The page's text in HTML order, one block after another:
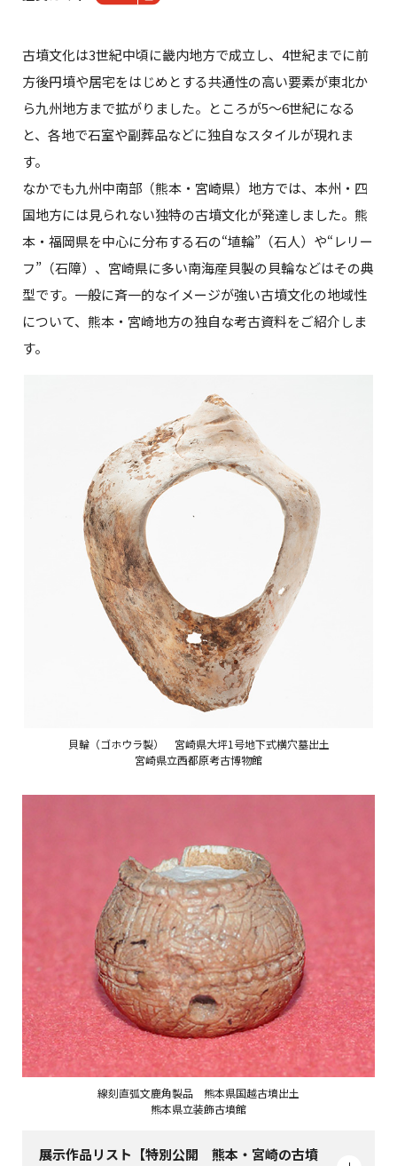
古墳文化は3世紀中頃に畿内地方で成立し、4世紀までに前
方後円墳や居宅をはじめとする共通性の高い要素が東北か
ら九州地方まで拡がりました。ところが5～6世紀になる
と、各地で石室や副葬品などに独自なスタイルが現れま
す。
なかでも九州中南部（熊本・宮崎県）地方では、本州・四
国地方には見られない独特の古墳文化が発達しました。熊
本・福岡県を中心に分布する石の“埴輪”（石人）や“レリー
フ”（石障）、宮崎県に多い南海産貝製の貝輪などはその典
型です。一般に斉一的なイメージが強い古墳文化の地域性
について、熊本・宮崎地方の独自な考古資料をご紹介しま
す。
貝輪（ゴホウラ製） 宮崎県大坪1号地下式横穴墓出土
宮崎県立西都原考古博物館
線刻直弧文鹿角製品 熊本県国越古墳出土
熊本県立装飾古墳館
展示作品リスト【特別公開 熊本・宮崎の古墳